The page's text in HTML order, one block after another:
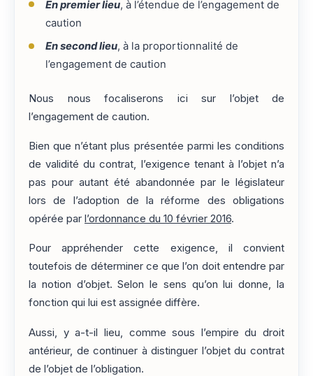
En premier lieu, à l’étendue de l’engagement de
caution
En second lieu, à la proportionnalité de
l’engagement de caution
Nous nous focaliserons ici sur l’objet de
l’engagement de caution.
Bien que n’étant plus présentée parmi les conditions
de validité du contrat, l’exigence tenant à l’objet n’a
pas pour autant été abandonnée par le législateur
lors de l’adoption de la réforme des obligations
opérée par l’ordonnance du 10 février 2016.
Pour appréhender cette exigence, il convient
toutefois de déterminer ce que l’on doit entendre par
la notion d’objet. Selon le sens qu’on lui donne, la
fonction qui lui est assignée diffère.
Aussi, y a-t-il lieu, comme sous l’empire du droit
antérieur, de continuer à distinguer l’objet du contrat
de l’objet de l’obligation.